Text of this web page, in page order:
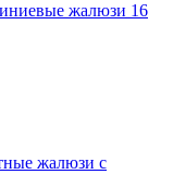
жалюзи 16
жалюзи с